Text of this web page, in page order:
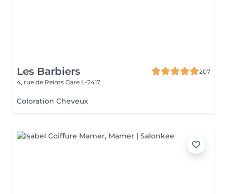
Les Barbiers
207
4, rue de Reims Gare L-2417
Coloration Cheveux